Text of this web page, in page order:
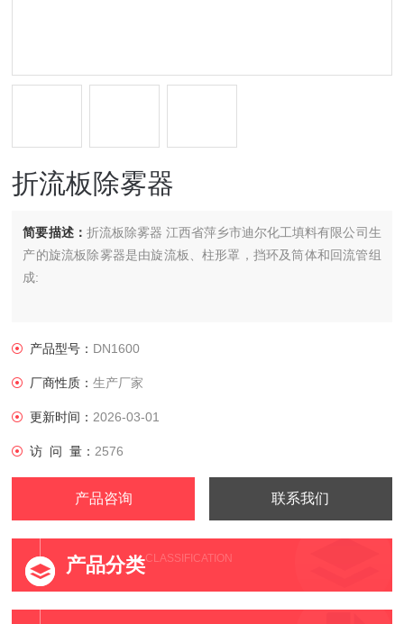
折流板除雾器
简要描述： 折流板除雾器 江西省萍乡市迪尔化工填料有限公司生
产的旋流板除雾器是由旋流板、柱形罩，挡环及筒体和回流管组
成:
产品型号： DN1600
厂商性质：生产厂家
更新时间： 2026-03-01
访 问 量： 2576
产品咨询 联系我们
产品分类CLASSIFICATION